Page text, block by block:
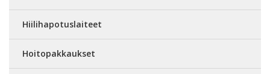
Hiilihapotuslaiteet
Hoitopakkaukset